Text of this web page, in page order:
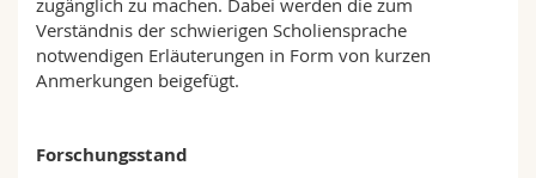
Interfakultär
Doktorierende
Vorlesungsverzeichnis
zugänglich zu machen. Dabei werden die zum
Verständnis der schwierigen Scholiensprache
notwendigen Erläuterungen in Form von kurzen
Anmerkungen beigefügt.
Forschungsstand